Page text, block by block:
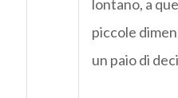
lontano, a
piccole
un paio di